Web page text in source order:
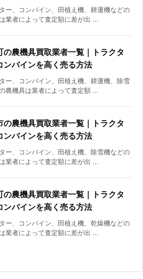
ー、コンバイン、田植え機、耕運機などの
業者によって査定額に差が出 ...
の農機具買取業者一覧｜トラクタ
ンバインを高く売る方法
ー、コンバイン、田植え機、耕運機、除雪
農機具は業者によって査定額 ...
の農機具買取業者一覧｜トラクタ
ンバインを高く売る方法
ー、コンバイン、田植え機、除雪機などの
業者によって査定額に差が出 ...
の農機具買取業者一覧｜トラクタ
ンバインを高く売る方法
ー、コンバイン、田植え機、乾燥機などの
業者によって査定額に差が出 ...